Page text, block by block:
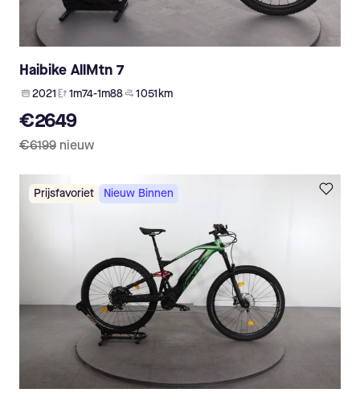
Haibike AllMtn 7
2021 1m74-1m88 1 051 km
€2649
€6199 nieuw
Prijsfavoriet Nieuw Binnen